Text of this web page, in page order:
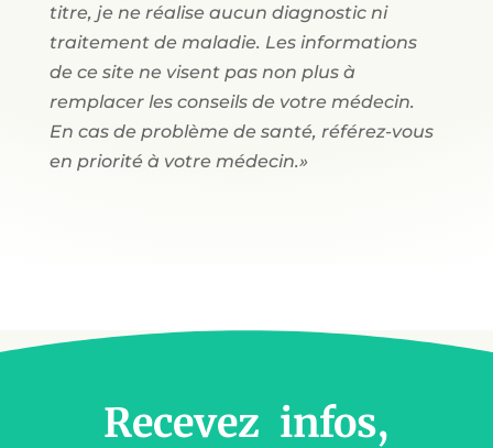
titre, je ne réalise aucun diagnostic ni
traitement de maladie. Les informations
de ce site ne visent pas non plus à
remplacer les conseils de votre médecin.
En cas de problème de santé, référez-vous
en priorité à votre médecin.»
Recevez infos,